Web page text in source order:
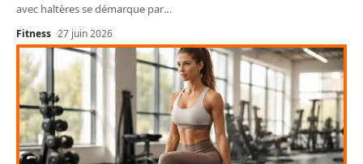
avec haltères se démarque par…
Fitness 27 juin 2026